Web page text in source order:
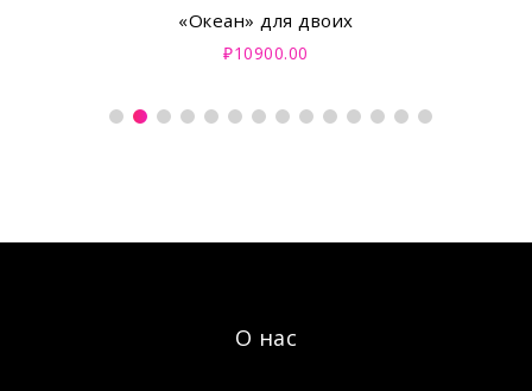
«Океан» для двоих
₽10900.00
О нас